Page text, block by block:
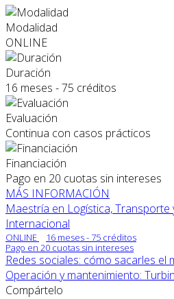
Modalidad
ONLINE
Duración
16 meses - 75 créditos
Evaluación
Continua con casos prácticos
Financiación
Pago en 20 cuotas sin intereses
MÁS INFORMACIÓN
Maestría en Logística, Transporte
Internacional
ONLINE
16 meses - 75 créditos
Pago en 20 cuotas sin intereses
Redes sociales: cómo sacarles el
Operación y mantenimiento:
Compártelo